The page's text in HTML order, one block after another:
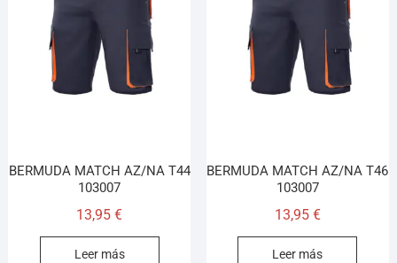
BERMUDA MATCH AZ/NA T44
103007
13,95€
Leer más
BERMUDA MATCH AZ/NA T46
103007
13,95 €
Leer más